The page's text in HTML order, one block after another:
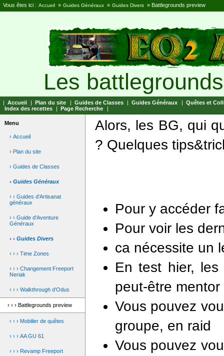
Vous êtes ici : Accueil » Guides Généraux » Guides Divers » Battlegrounds preview
Les
| Accueil | Plan du site | Guides de Classes | Guides Généraux | Quêtes et
Index des recettes
| Page Recherche |
Menu
› Accueil
› Plan du site
› Guides de Classes
› Guides Généraux
› › Guides d'Artisanat
généraux
› › Guide d'Aventure
Généraux
› › Guides Divers
› › › Time Zones
› › › Changement Freeport
Neriak
› › › Walkthrough d'Odus
› › › Battlegrounds preview
› › › Mobilier de quêtes
› › › AA GU 61
› › › Revamp Freeport
Alors, les BG, qui
? Quelques
Pour y accéder
Pour voir les
ca nécessite un
En test hier,
peut-être
Vous pouvez
groupe, en raid
Vous pouvez